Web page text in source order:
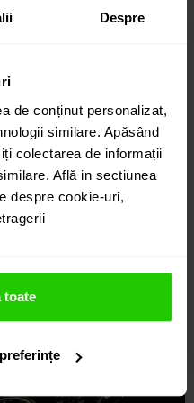
Despre
de conținut personalizat,
similare. Apăsând
colectarea de informații
Află in sectiunea
despre cookie-uri,
toate